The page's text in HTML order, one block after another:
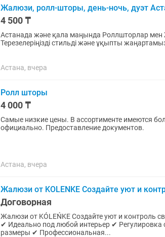
Жалюзи, ролл-шторы, день-ночь, дуэт
4 500 ₸
Астанада және қала маңында Роллшторлар
Терезелеріңізді стильді және ұқыпты жаңартамыз. Біз дайындаймыз және
Астана, вчера
Ролл шторы
4 000 ₸
Самые низкие цены. В ассортименте имеются
официально. Предоставление документов.
Астана, вчера
Жалюзи от KOLENKE Создайте уют и
Договорная
Жалюзи от KÓLEŃKE Создайте уют и контроль света одним
✔ Идеально под любой интерьер ✔
размеры ✔ Профессиональная...